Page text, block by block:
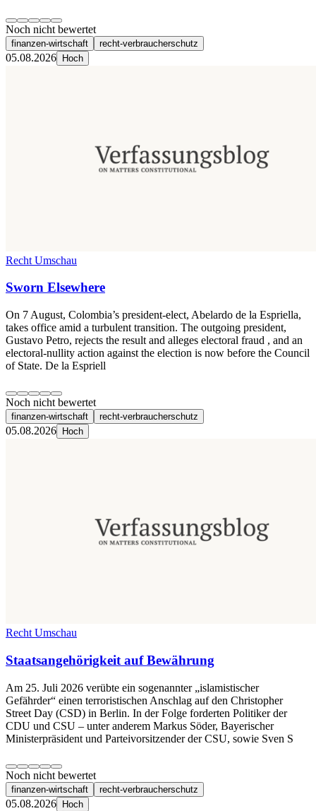
Noch nicht bewertet
finanzen-wirtschaft recht-verbraucherschutz
05.08.2026 Hoch
Recht Umschau
Sworn Elsewhere
On 7 August, Colombia’s president-elect, Abelardo de la Espriella,
takes office amid a turbulent transition. The outgoing president,
Gustavo Petro, rejects the result and alleges electoral fraud , and an
electoral-nullity action against the election is now before the Council
of State. De la Espriell
Noch nicht bewertet
finanzen-wirtschaft recht-verbraucherschutz
05.08.2026 Hoch
Recht Umschau
Staatsangehörigkeit auf Bewährung
Am 25. Juli 2026 verübte ein sogenannter „islamistischer
Gefährder“ einen terroristischen Anschlag auf den Christopher
Street Day (CSD) in Berlin. In der Folge forderten Politiker der
CDU und CSU – unter anderem Markus Söder, Bayerischer
Ministerpräsident und Parteivorsitzender der CSU, sowie Sven S
Noch nicht bewertet
finanzen-wirtschaft recht-verbraucherschutz
05.08.2026 Hoch